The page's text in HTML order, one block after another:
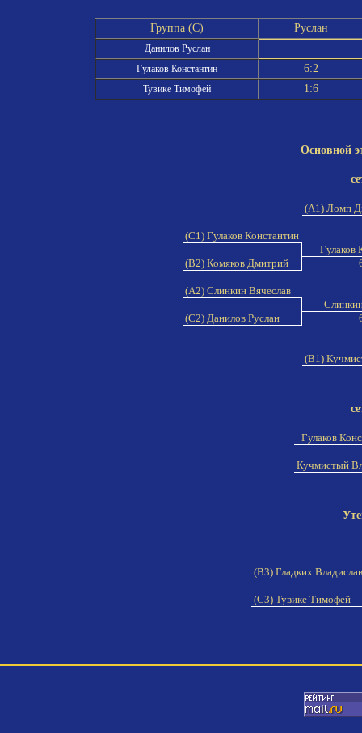
Группа (C) Руслан
Данилов Руслан
Гулаков Константин
6:2
Тувике Тимофей 1:6
Основной
(A1) Ломп
(C1) Гулаков Константин
Гулаков
(B2) Комяков Дмитрий
(A2) Слинкин Вячеслав
(C2) Данилов Руслан
(B1)
Гулаков
Кучмистый
(B3) Гладких
(C3) Тувике Тимофей